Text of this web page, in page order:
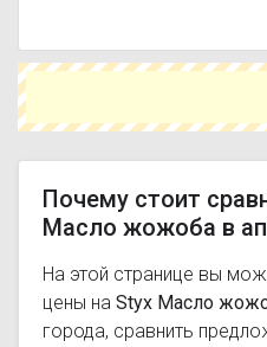
сэкономить время и
Почему стоит
Масло жожоба в
На этой странице вы
цены на Styx Масло
города, сравнить